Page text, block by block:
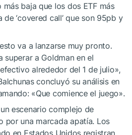
baja que los dos ETF más
‘covered call’ que son 95pb y
va a lanzarse muy pronto.
superar a Goldman en el
alrededor del 1 de julio»,
concluyó su análisis en
«Que comience el juego».
escenario complejo de
por una marcada apatía. Los